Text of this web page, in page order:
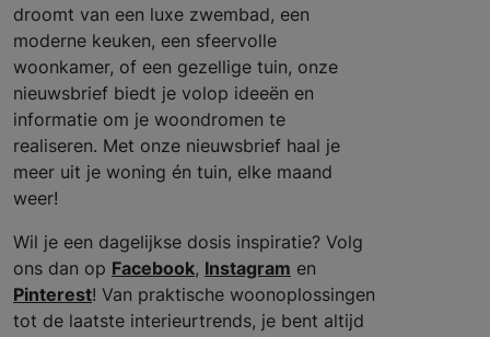
droomt van een luxe zwembad, een
moderne keuken, een sfeervolle
woonkamer, of een gezellige tuin, onze
nieuwsbrief biedt je volop ideeën en
informatie om je woondromen te
realiseren. Met onze nieuwsbrief haal je
meer uit je woning én tuin, elke maand
weer!
Wil je een dagelijkse dosis inspiratie? Volg
ons dan op Facebook, Instagram en
Pinterest! Van praktische woonoplossingen
tot de laatste interieurtrends, je bent altijd